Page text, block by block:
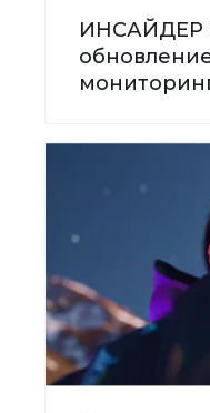
ИНСАЙДЕР